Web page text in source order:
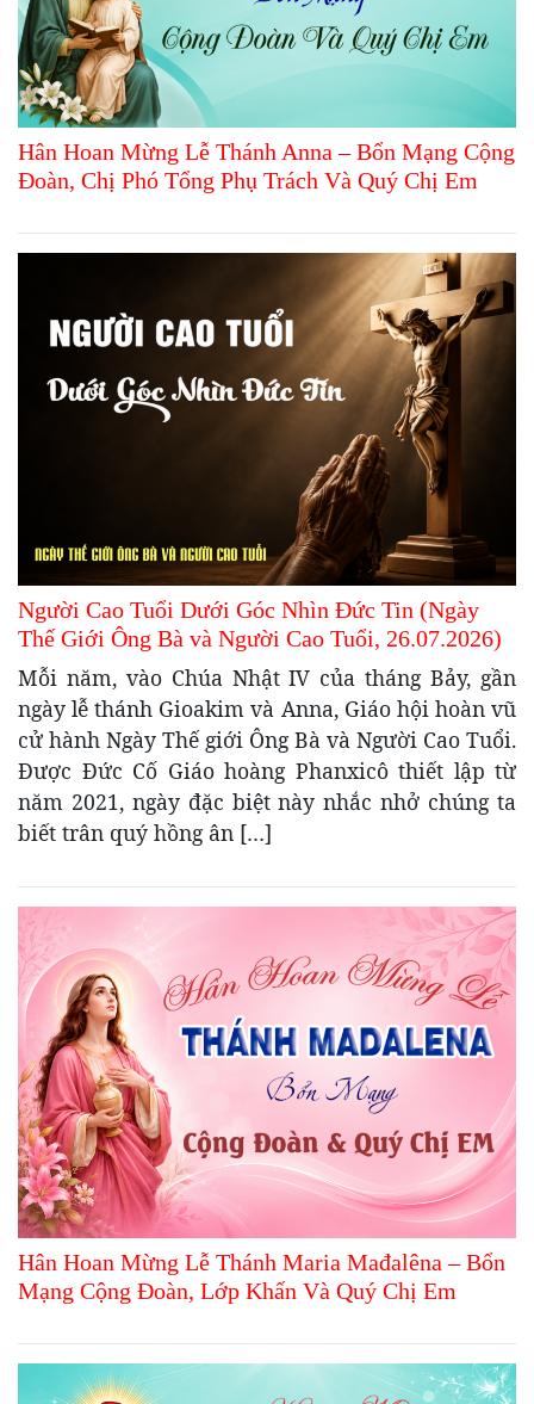
Hân Hoan Mừng Lễ Thánh Anna – Bổn Mạng Cộng
Đoàn, Chị Phó Tổng Phụ Trách Và Quý Chị Em
Người Cao Tuổi Dưới Góc Nhìn Đức Tin (Ngày
Thế Giới Ông Bà và Người Cao Tuổi, 26.07.2026)
Mỗi năm, vào Chúa Nhật IV của tháng Bảy, gần
ngày lễ thánh Gioakim và Anna, Giáo hội hoàn vũ
cử hành Ngày Thế giới Ông Bà và Người Cao Tuổi.
Được Đức Cố Giáo hoàng Phanxicô thiết lập từ
năm 2021, ngày đặc biệt này nhắc nhở chúng ta
biết trân quý hồng ân […]
Hân Hoan Mừng Lễ Thánh Maria Mađalêna – Bổn
Mạng Cộng Đoàn, Lớp Khấn Và Quý Chị Em